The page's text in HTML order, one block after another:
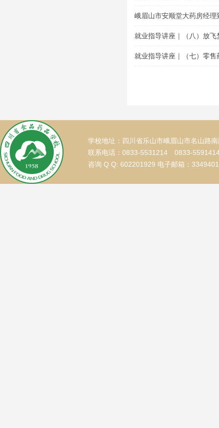
峨眉山市安顺堂大药房经
就业指导讲座｜（八）放飞
就业指导讲座｜（七）零售
学校地址：四川省乐山市峨眉山市名山路
联系电话：0833-5531214 0833-
咨询 Q Q: 602201929 电子邮箱：